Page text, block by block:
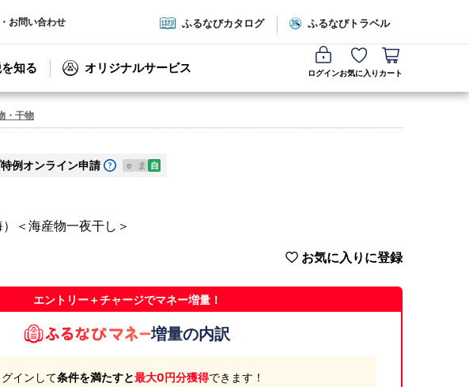
お問い合わせ ふるなびカタログ ふるなびトラベル
知る オリジナルサービス ログインお気に入り カート
・干物
例オンライン申請 e ま 自
＜海産物一夜干し＞
お気に入りに登録
エントリー＋チャージでマネー増量！
増量の内訳
グインして条件を満たすと最大0円分獲得できます！